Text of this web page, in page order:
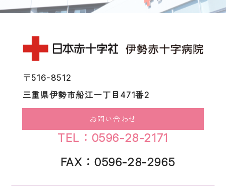
〒516-8512
三重県伊勢市船江一丁目471番2
お問い合わせ
TEL：0596-28-2171
FAX：0596-28-2965